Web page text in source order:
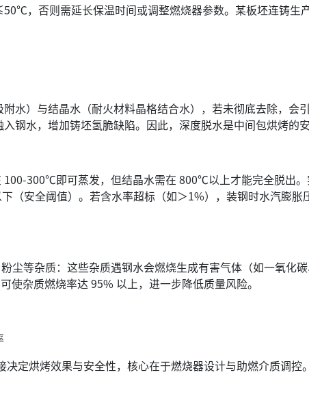
，否则需延长保温时间或调整燃烧器参数。某板坯连铸生
水）与结晶水（耐火材料晶格结合水），若未彻底去除，会
钢水，增加铸坯氢脆缺陷。因此，深度脱水是中间包烘烤的安
300℃即可蒸发，但结晶水需在 800℃以上才能完全脱出
（安全阈值）。若含水率超标（如＞1%），装钢时水汽膨胀
等杂质：这些杂质遇钢水会燃烧生成有害气体（如一氧化碳
杂质燃烧率达 95% 以上，进一步降低质量风险。
定烘烤效果与安全性，核心在于燃烧器设计与助燃介质调控。